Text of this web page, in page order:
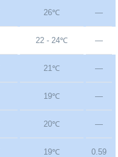
26℃ —
22 - 24℃ —
21℃ —
19℃ —
20℃ —
19℃ 0.59